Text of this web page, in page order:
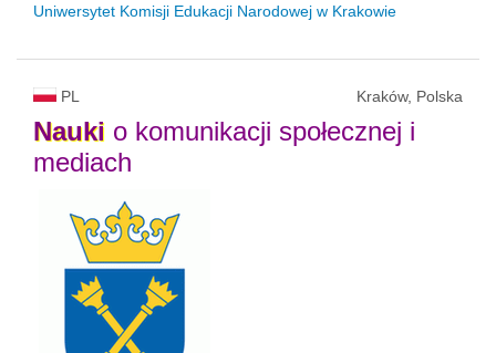
Uniwersytet Komisji Edukacji Narodowej w Krakowie
PL Kraków, Polska
Nauki o komunikacji społecznej i
mediach